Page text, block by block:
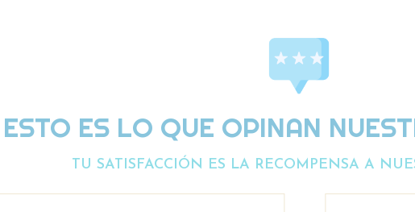
ESTO ES LO QUE OPINAN
TU SATISFACCIÓN ES LA RECOMPENSA A